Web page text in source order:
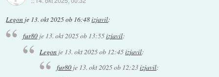
Legon je 13. okt 2025 ob 16:48izjavil:
fur80je 13. okt 2025 ob 13:55izjavil:
Legon je 13. okt 2025 ob 12:45izjavil:
fur80je 13. okt 2025 ob 12:23izjavil: